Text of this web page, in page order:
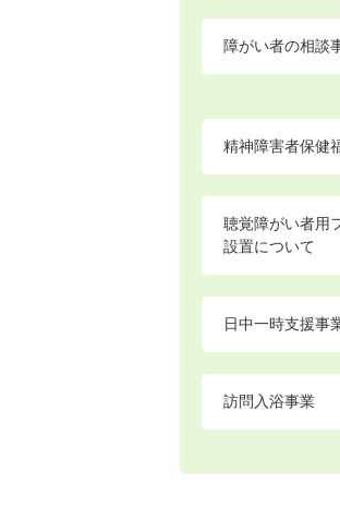
障がい者の相談
精神障害者保健
聴覚障がい者用
設置について
日中一時支援事
訪問入浴事業